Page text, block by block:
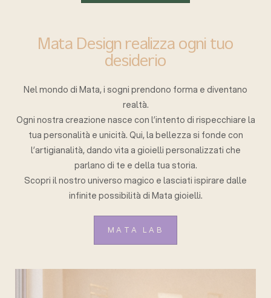
Mata Design realizza ogni tuo
desiderio
Nel mondo di Mata, i sogni prendono forma e diventano
realtà.
Ogni nostra creazione nasce con l’intento di rispecchiare la
tua personalità e unicità. Qui, la bellezza si fonde con
l’artigianalità, dando vita a gioielli personalizzati che
parlano di te e della tua storia.
Scopri il nostro universo magico e lasciati ispirare dalle
infinite possibilità di Mata gioielli.
MATA LAB